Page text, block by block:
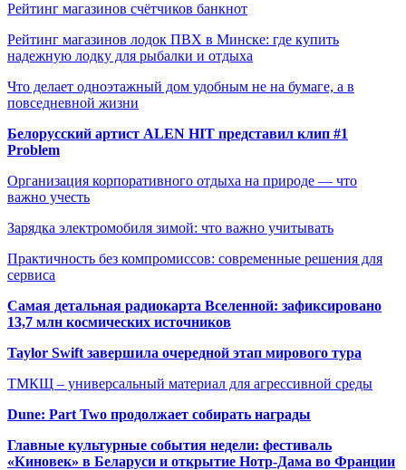
Рейтинг магазинов счётчиков банкнот
Рейтинг магазинов лодок ПВХ в Минске: где купить
надежную лодку для рыбалки и отдыха
Что делает одноэтажный дом удобным не на бумаге, а в
повседневной жизни
Белорусский артист ALEN HIT представил клип #1
Problem
Организация корпоративного отдыха на природе — что
важно учесть
Зарядка электромобиля зимой: что важно учитывать
Практичность без компромиссов: современные решения для
сервиса
Самая детальная радиокарта Вселенной: зафиксировано
13,7 млн космических источников
Taylor Swift завершила очередной этап мирового тура
ТМКЩ – универсальный материал для агрессивной среды
Dune: Part Two продолжает собирать награды
Главные культурные события недели: фестиваль
«Киновек» в Беларуси и открытие Нотр-Дама во Франции